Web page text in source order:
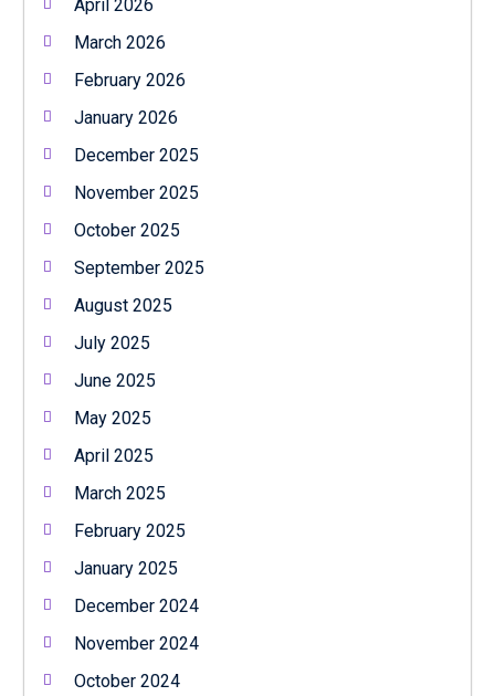
April 2026
March 2026
February 2026
January 2026
December 2025
November 2025
October 2025
September 2025
August 2025
July 2025
June 2025
May 2025
April 2025
March 2025
February 2025
January 2025
December 2024
November 2024
October 2024